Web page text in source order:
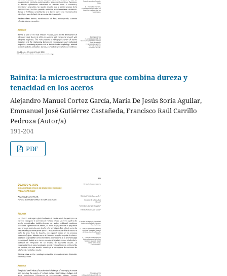
Bainita: la microestructura que combina dureza y
tenacidad en los aceros
Alejandro Manuel Cortez García, María De Jesús Soria Aguilar,
Emmanuel José Gutiérrez Castañeda, Francisco Raúl Carrillo
Pedroza (Autor/a)
191-204
PDF